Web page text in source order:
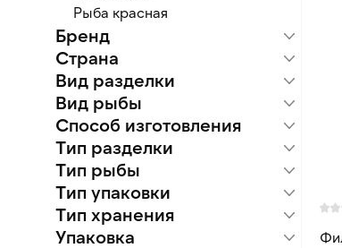
Рыба красная
Бренд
Агама
Страна
Россия
Беларусь
Вид разделки
Филе
Вид рыбы
Форель
Способ изготовления
Слабой соли
Тип разделки
Филе
Тип рыбы
Красная рыба
Тип упаковки
Индивидуальная упаковка
Розничная упаковка
Тип хранения
Замороженный
Упаковка